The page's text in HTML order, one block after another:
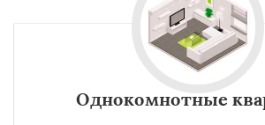
Однокомнотные